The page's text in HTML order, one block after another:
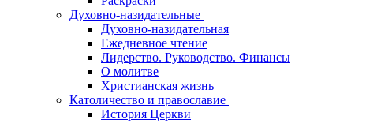
Духовно-назидательные
Духовно-назидательная
Ежедневное чтение
Лидерство. Руководство. Финансы
О молитве
Христианская жизнь
Католичество и православие
История Церкви